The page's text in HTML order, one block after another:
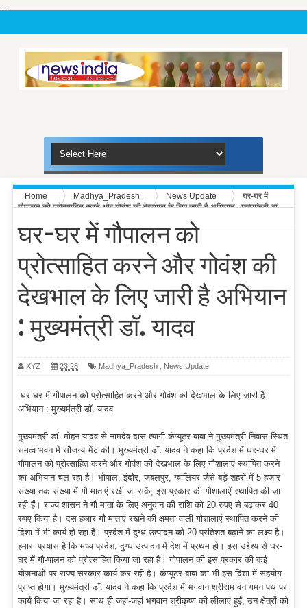
....
Home Madhya_Pradesh News Update
घर-घर में
गौपालन को प्रोत्साहित करने और गोवंश की देखभाल के लिए जारी है अभियान : मुख्यमंत्री डॉ.
घर-घर में गौपालन को
प्रोत्साहित करने और गोवंश की
देखभाल के लिए जारी है अभियान
: मुख्यमंत्री डॉ. यादव
XYZ 23:28 Madhya_Pradesh News Update
घर-घर में गौपालन को प्रोत्साहित करने और गोवंश की देखभाल के लिए जारी है
अभियान : मुख्यमंत्री डॉ. यादव
मुख्यमंत्री डॉ. मोहन यादव से नामदेव दास त्यागी कंप्यूटर बाबा ने मुख्यमंत्री निवास स्थित
समत्व भवन में सौजन्य भेंट की। मुख्यमंत्री डॉ. यादव ने कहा कि प्रदेश में घर-घर में
गौपालन को प्रोत्साहित करने और गोवंश की देखभाल के लिए गौशालाएं स्थापित करने
का अभियान चल रहा है। भोपाल, इंदौर, जबलपुर, ग्वालियर जैसे बड़े शहरों में 5 हजार
संख्या तक संख्या में गौ माताएं रखी जा सकें, इस प्रकार की गौशालाऐं स्थापित की जा
रही हैं। राज्य शासन ने गौ माता के लिए अनुदान की राशि को 20 रुपए से बढ़ाकर 40
रुपए किया है। दस हजार गौ माताएं रखने की क्षमता वाली गौशालाएं स्थापित करने की
दिशा में भी कार्य हो रहा है। प्रदेश में दुग्ध उत्पादन को 20 प्रतिशत बढ़ाने का लक्ष्य है।
हमारा प्रयास है कि मध्य प्रदेश, दुग्ध उत्पादन में देश में प्रथम हो। इस उद्देश्य से घर-
घर में गौ-पालन को प्रोत्साहित किया जा रहा है। गोपालन की इस प्रकार की कई
योजनाओं पर राज्य सरकार कार्य कर रही है। कंप्यूटर बाबा का भी इस दिशा में सहयोग
प्राप्त होगा। मुख्यमंत्री डॉ. यादव ने कहा कि प्रदेश में भगवान श्रीराम वन गमन पथ पर
कार्य किया जा रहा है। साथ ही जहां-जहां भगवान श्रीकृष्ण की लीलाएं हुईं, उन क्षेत्रों को